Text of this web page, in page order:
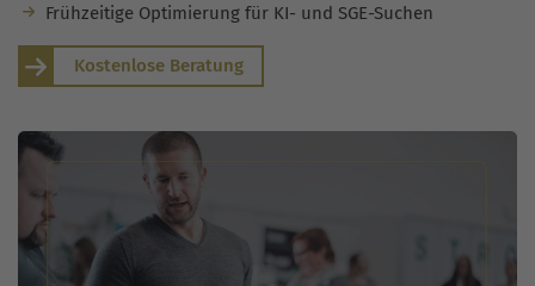
Frühzeitige Optimierung für KI- und SGE-Suchen
Kostenlose Beratung